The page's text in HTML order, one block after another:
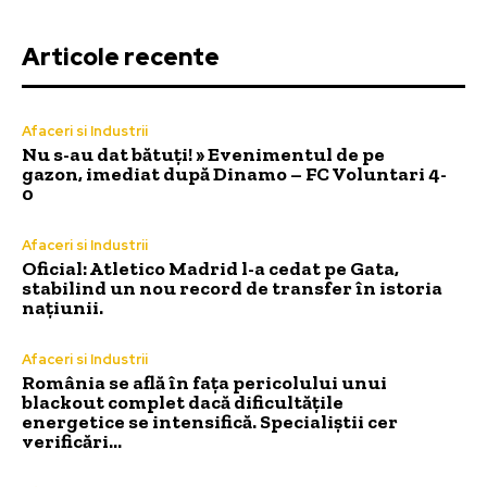
Articole recente
Afaceri si Industrii
Nu s-au dat bătuți! » Evenimentul de pe
gazon, imediat după Dinamo – FC Voluntari 4-
0
Afaceri si Industrii
Oficial: Atletico Madrid l-a cedat pe Gata,
stabilind un nou record de transfer în istoria
națiunii.
Afaceri si Industrii
România se află în fața pericolului unui
blackout complet dacă dificultățile
energetice se intensifică. Specialiștii cer
verificări…